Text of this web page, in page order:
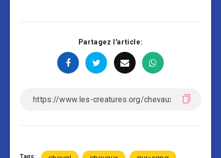
Partagez l'article:
Tags: